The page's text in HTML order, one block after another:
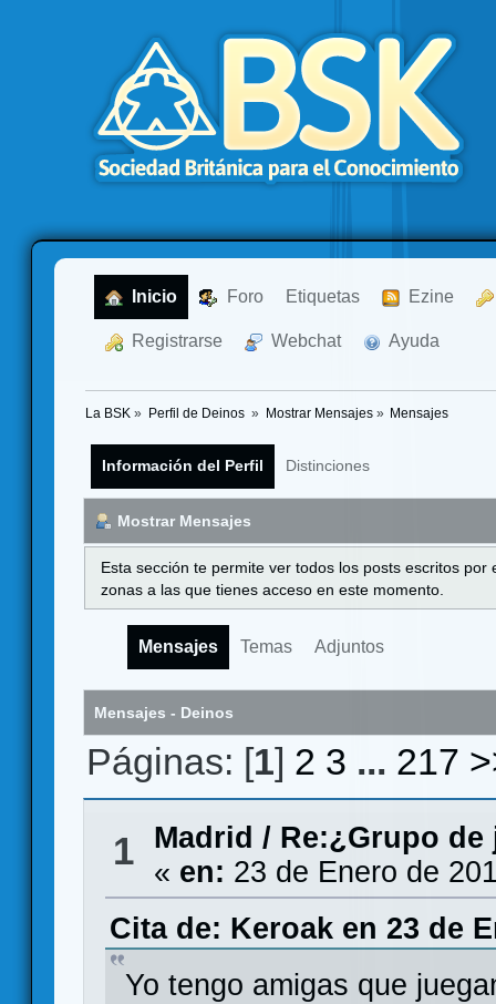
Inicio Foro Etiquetas Ezine
Registrarse Webchat Ayuda
La BSK » Perfil de Deinos » Mostrar Mensajes» Mensajes
Información del Perfil Distinciones
Mostrar Mensajes
Esta sección te permite ver todos los posts escritos
zonas a las que tienes acceso en este momento.
Mensajes Temas Adjuntos
Mensajes - Deinos
Páginas: [1] 2 3 ... 217
1 Madrid / Re:¿Grupo
« en: 23 de Enero de
Cita de: Keroak en 23 de
Yo tengo amigas que